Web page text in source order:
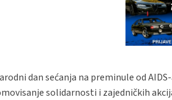
dan sećanja na preminule od
solidarnosti i zajedničkih